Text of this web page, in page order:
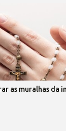
as muralhas da